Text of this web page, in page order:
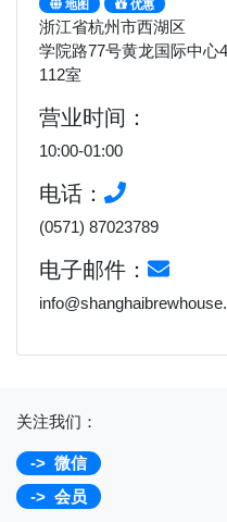
地图 优惠
浙江省杭州市西湖区
学院路77号黄龙国际中心
112室
营业时间：
10:00-01:00
电话：
(0571) 87023789
电子邮件：
关注我们：
-> 微信
-> 会员